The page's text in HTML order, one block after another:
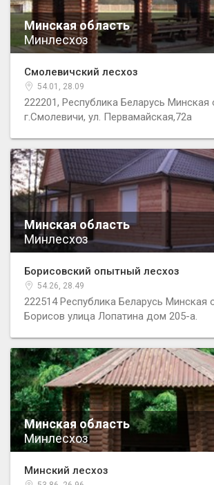
Минская область
Минлесхоз
Смолевичский лесхоз
54.01, 28.09
222201, Республика Беларусь Минская
г.Смолевичи, ул. Первамайская,72а
Минская область
Минлесхоз
Борисовский опытный лесхоз
54.26, 28.49
222514 Республика Беларусь Минская
Борисов улица Лопатина дом 205-а.
Минская область
Минлесхоз
Минский лесхоз